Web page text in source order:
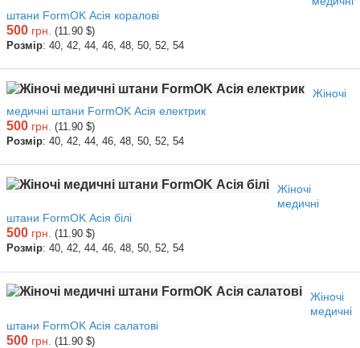
штани FormOK Асія коралові
500 грн. (11.90 $)
Розмір: 40, 42, 44, 46, 48, 50, 52, 54
Жіночі
медичні штани FormOK Асія електрик
500 грн. (11.90 $)
Розмір: 40, 42, 44, 46, 48, 50, 52, 54
Жіночі
медичні
штани FormOK Асія білі
500 грн. (11.90 $)
Розмір: 40, 42, 44, 46, 48, 50, 52, 54
Жіночі
медичні
штани FormOK Асія салатові
500 грн. (11.90 $)